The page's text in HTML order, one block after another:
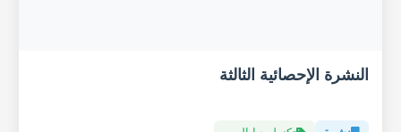
النشرة الإحصائية الثالثة